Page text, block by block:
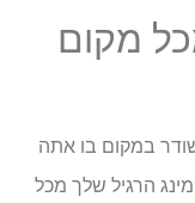
מכל מקום
90 יום" אינו משודר במקום בו אתה
הרגיל שלך מכל